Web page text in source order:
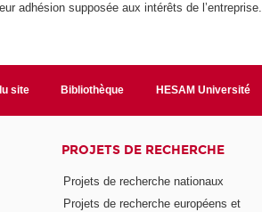
adhésion supposée aux intérêts de l’entreprise.
site Bibliothèque HESAM Université
PROJETS DE RECHERCHE
Projets de recherche nationaux
Projets de recherche européens et